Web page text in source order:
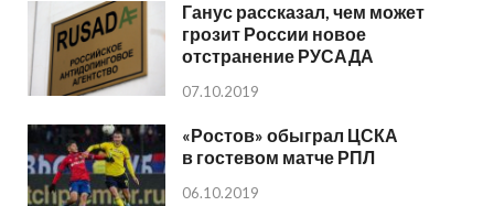
Ганус рассказал, чем может
грозит России новое
отстранение РУСАДА
07.10.2019
«Ростов» обыграл ЦСКА
в гостевом матче РПЛ
06.10.2019